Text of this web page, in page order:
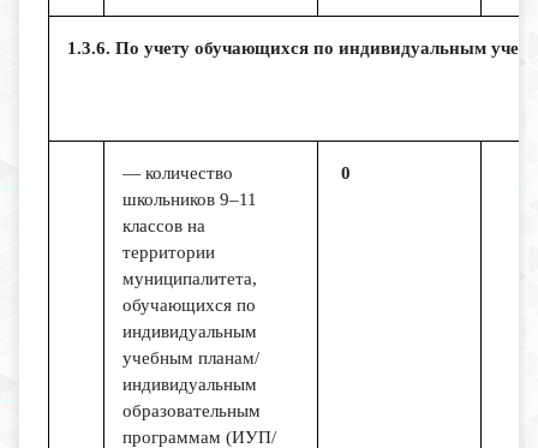
1.3.6. По учету обучающихся по индивидуальным
— количество
школьников 9–11
классов на
территории
муниципалитета,
обучающихся по
индивидуальным
учебным планам/
индивидуальным
образовательным
программам (ИУП/
0